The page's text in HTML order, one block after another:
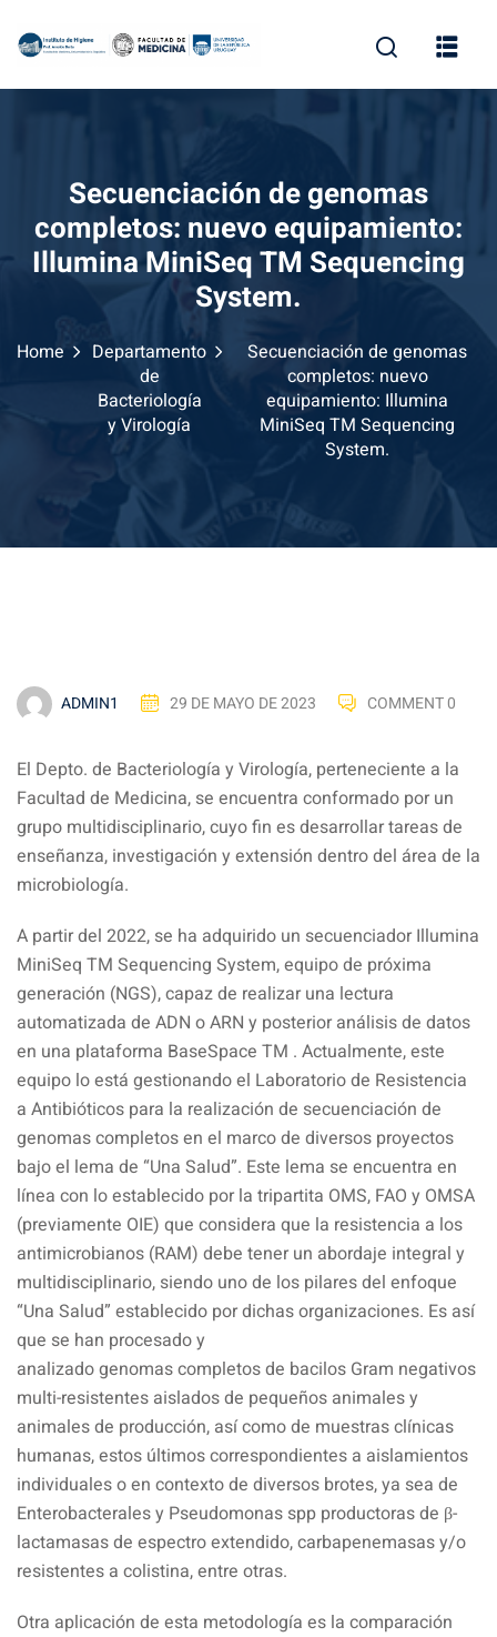
Secuenciación de genomas
completos: nuevo equipamiento:
Illumina MiniSeq TM Sequencing
System.
Home
Departamento
de
Bacteriología
y Virología
Secuenciación de genomas
completos: nuevo
equipamiento: Illumina
MiniSeq TM Sequencing
System.
ADMIN1 29 DE MAYO DE 2023 COMMENT 0
El Depto. de Bacteriología y Virología, perteneciente a la
Facultad de Medicina, se encuentra conformado por un
grupo multidisciplinario, cuyo fin es desarrollar tareas de
enseñanza, investigación y extensión dentro del área de la
microbiología.
A partir del 2022, se ha adquirido un secuenciador Illumina
MiniSeq TM Sequencing System, equipo de próxima
generación (NGS), capaz de realizar una lectura
automatizada de ADN o ARN y posterior análisis de datos
en una plataforma BaseSpace TM . Actualmente, este
equipo lo está gestionando el Laboratorio de Resistencia
a Antibióticos para la realización de secuenciación de
genomas completos en el marco de diversos proyectos
bajo el lema de “Una Salud”. Este lema se encuentra en
línea con lo establecido por la tripartita OMS, FAO y OMSA
(previamente OIE) que considera que la resistencia a los
antimicrobianos (RAM) debe tener un abordaje integral y
multidisciplinario, siendo uno de los pilares del enfoque
“Una Salud” establecido por dichas organizaciones. Es así
que se han procesado y
analizado genomas completos de bacilos Gram negativos
multi-resistentes aislados de pequeños animales y
animales de producción, así como de muestras clínicas
humanas, estos últimos correspondientes a aislamientos
individuales o en contexto de diversos brotes, ya sea de
Enterobacterales y Pseudomonas spp productoras de β-
lactamasas de espectro extendido, carbapenemasas y/o
resistentes a colistina, entre otras.
Otra aplicación de esta metodología es la comparación